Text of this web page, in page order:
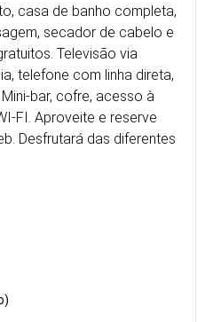
casa de banho completa,
secador de cabelo e
Televisão via
telefone com linha direta,
bar, cofre, acesso à
FI. Aproveite e reserve
Desfrutará das diferentes